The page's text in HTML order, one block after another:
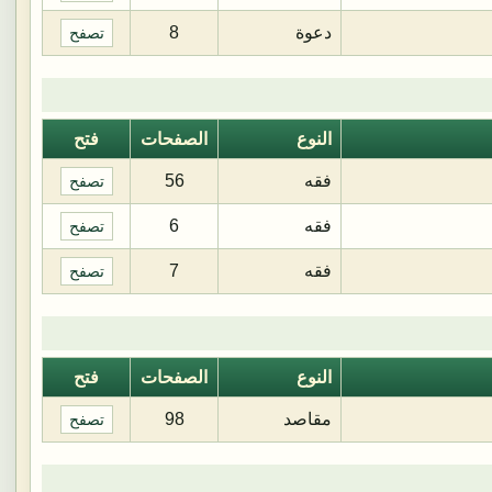
دعوة 8 تصفح
النوع الصفحات فتح
فقه 56 تصفح
فقه 6 تصفح
فقه 7 تصفح
النوع الصفحات فتح
مقاصد 98 تصفح